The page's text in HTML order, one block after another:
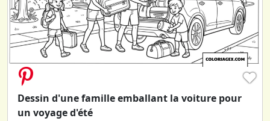
♥
Dessin d'une famille emballant la voiture pour
un voyage d'été